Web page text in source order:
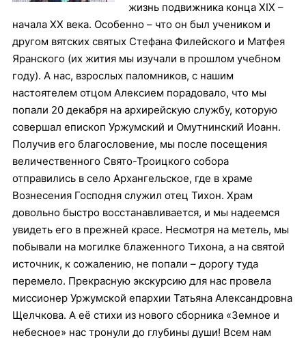
жизнь подвижника конца XIX –
начала XX века. Особенно – что он был учеником и
другом вятских святых Стефана Филейского и Матфея
Яранского (их жития мы изучали в прошлом учебном
году). А нас, взрослых паломников, с нашим
настоятелем отцом Алексием порадовало, что мы
попали 20 декабря на архирейскую службу, которую
совершал епископ Уржумский и Омутнинский Иоанн.
Получив его благословение, мы после посещения
величественного Свято-Троицкого собора
отправились в село Архангельское, где в храме
Вознесения Господня служил отец Тихон. Храм
довольно быстро восстанавливается, и мы надеемся
увидеть его в прежней красе. Несмотря на метель, мы
побывали на могилке блаженного Тихона, а на святой
источник, к сожалению, не попали – дорогу туда
перемело. Прекрасную экскурсию для нас провела
миссионер Уржумской епархии Татьяна Александровна
Щелчкова. А её стихи из нового сборника «Земное и
небесное» нас тронули до глубины души! Всем нам